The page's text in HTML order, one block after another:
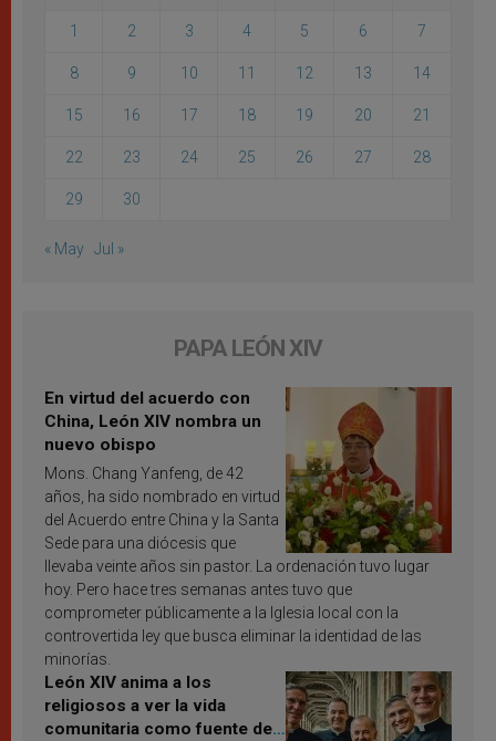
1 2 3 4 5 6 7
8 9 10 11 12 13 14
15 16 17 18 19 20 21
22 23 24 25 26 27 28
29 30
« May Jul »
PAPA LEÓN XIV
En virtud del acuerdo con
China, León XIV nombra un
nuevo obispo
Mons. Chang Yanfeng, de 42
años, ha sido nombrado en virtud
del Acuerdo entre China y la Santa
Sede para una diócesis que
llevaba veinte años sin pastor. La ordenación tuvo lugar
hoy. Pero hace tres semanas antes tuvo que
comprometer públicamente a la Iglesia local con la
controvertida ley que busca eliminar la identidad de las
minorías.
León XIV anima a los
religiosos a ver la vida
comunitaria como fuente de